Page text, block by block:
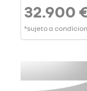
32.900
*sujeto a